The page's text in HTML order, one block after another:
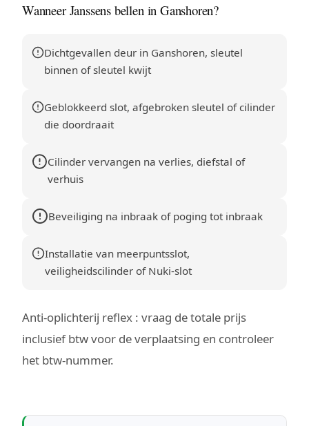
Wanneer Janssens bellen in Ganshoren?
Dichtgevallen deur in Ganshoren, sleutel
binnen of sleutel kwijt
Geblokkeerd slot, afgebroken sleutel of cilinder
die doordraait
Cilinder vervangen na verlies, diefstal of
verhuis
Beveiliging na inbraak of poging tot inbraak
Installatie van meerpuntsslot,
veiligheidscilinder of Nuki-slot
Anti-oplichterij reflex : vraag de totale prijs
inclusief btw voor de verplaatsing en controleer
het btw-nummer.